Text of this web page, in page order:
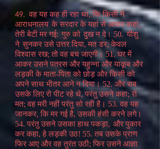
49.वह यह कह ही रहा था, कि किसी ने
आराधनालय के सरदार के यहां से आकर कहा,
तेरी बेटी मर गई: गुरु को दुख न दे। 50. यीशु
ने सुनकर उसे उत्तर दिया, मत डर; केवल
विश्वास रख; तो वह बच जाएगी। 51. घर में
आकर उसने पतरस और यहुन्ना और याकूब और
लड़की के माता-पिता को छोड़ और किसी को
अपने साथ भीतर आने न दिया। 52. और सब
उसके लिए रो पीट रहे थे, परंतु उसने कहा; रो
मत; वह मरी नहीं परंतु सो रही है। 53. वह यह
जानकर, कि मर गई है, उसकी हंसी करने लगे।
54. परंतु उसने उसका हाथ पकड़ा, और पुकार
कर कहा, हे लड़की उठ! 55. तब उसके प्राण
फिर आए और वह तुरंत उठी; फिर उसने आज्ञा